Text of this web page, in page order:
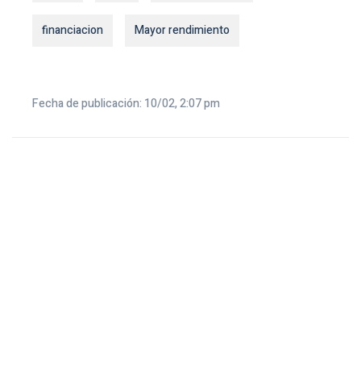
financiacion Mayor rendimiento
Fecha de publicación: 10/02, 2:07 pm